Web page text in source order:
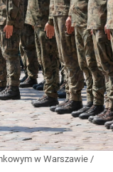
w Warszawie /